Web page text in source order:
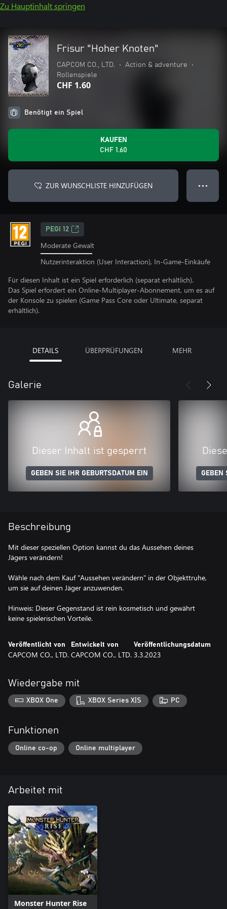
Zu Hauptinhalt springen
Frisur "Hoher Knoten"
CAPCOM CO., LTD. • Action & adventure
•
Rollenspiele
CHF 1.60
Benötigt ein Spiel
KAUFEN
CHF 1.60
ZUR WUNSCHLISTE HINZUFÜGEN ● ● ●
PEGI 12
Moderate Gewalt
Nutzerinteraktion (User Interaction), In-Game-Einkäufe
Für diesen Inhalt ist ein Spiel erforderlich (separat erhältlich).
Das Spiel erfordert ein Online-Multiplayer-Abonnement, um es auf
der Konsole zu spielen (Game Pass Core oder Ultimate, separat
erhältlich).
DETAILS ÜBERPRÜFUNGEN MEHR
Galerie
Dieser Inhalt ist gesperrt
GEBEN SIE IHR GEBURTSDATUM EIN GEBEN
Beschreibung
Mit dieser speziellen Option kannst du das Aussehen deines
Jägers verändern!
Wähle nach dem Kauf "Aussehen verändern" in der Objekttruhe,
um sie auf deinen Jäger anzuwenden.
Hinweis: Dieser Gegenstand ist rein kosmetisch und gewährt
keine spielerischen Vorteile.
Veröffentlicht von
CAPCOM CO., LTD.
Entwickelt von
CAPCOM CO., LTD.
Veröffentlichungsdatum
3.3.2023
Wiedergabe mit
XBOX One XBOX Series X|S PC
Funktionen
Online co-op Online multiplayer
Arbeitet mit
Monster Hunter Rise